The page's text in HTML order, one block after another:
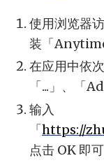
使用浏览器
装「
在应用中依
「...」、「
输入
「https://
点击 OK 即可